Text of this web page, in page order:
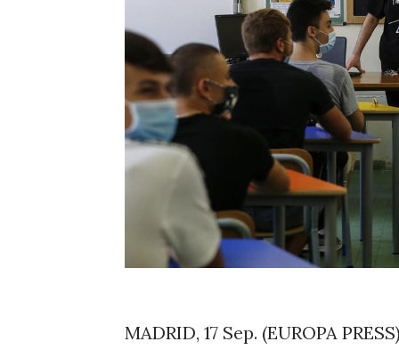
MADRID, 17 Sep. (EUROPA